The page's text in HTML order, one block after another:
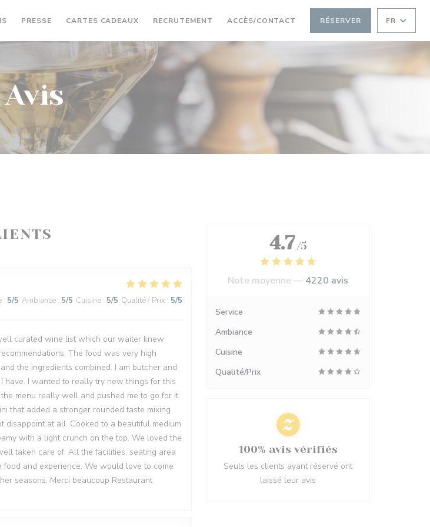
PRESSE CARTES CADEAUX ((OUVRE UNE NOUVELLE FENÊTRE))
RECRUTEMENT ((OUVRE UNE NOUVELLE FENÊTRE))
ACCÈS/CONTACT RÉSERVER FR
Avis
: 5/5 Ambiance : 5/5 Cuisine : 5/5 Qualité / Prix : 5/5
curated wine list which our waiter knew
The food was very high
the ingredients combined. I am butcher and
have. I wanted to really try new things for this
menu really well and pushed me to go for it
that added a stronger rounded taste mixing
at all. Cooked to a beautiful medium
with a light crunch on the top. We loved the
taken care of. All the facilities, seating area
and experience. We would love to come
seasons. Merci beaucoup Restaurant
4.7 /5
Note moyenne — 4220 avis
Service
Ambiance
Cuisine
Qualité/Prix
100% avis vérifiés
Seuls les clients ayant réservé ont
laissé leur avis